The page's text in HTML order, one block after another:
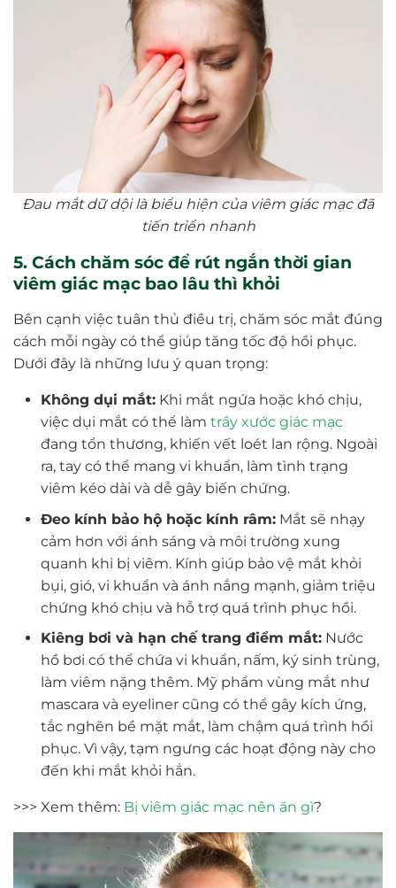
Đau mắt dữ dội là biểu hiện của viêm giác mạc đã
tiến triển nhanh
5. Cách chăm sóc để rút ngắn thời gian
viêm giác mạc bao lâu thì khỏi
Bên cạnh việc tuân thủ điều trị, chăm sóc mắt đúng
cách mỗi ngày có thể giúp tăng tốc độ hồi phục.
Dưới đây là những lưu ý quan trọng:
Không dụi mắt:Khi mắt ngứa hoặc khó chịu,
việc dụi mắt có thể làm trầy xước giác mạc
đang tổn thương, khiến vết loét lan rộng. Ngoài
ra, tay có thể mang vi khuẩn, làm tình trạng
viêm kéo dài và dễ gây biến chứng.
Đeo kính bảo hộ hoặc kính râm:Mắt sẽ nhạy
cảm hơn với ánh sáng và môi trường xung
quanh khi bị viêm. Kính giúp bảo vệ mắt khỏi
bụi, gió, vi khuẩn và ánh nắng mạnh, giảm triệu
chứng khó chịu và hỗ trợ quá trình phục hồi.
Kiêng bơi và hạn chế trang điểm mắt:Nước
hồ bơi có thể chứa vi khuẩn, nấm, ký sinh trùng,
làm viêm nặng thêm. Mỹ phẩm vùng mắt như
mascara và eyeliner cũng có thể gây kích ứng,
tắc nghẽn bề mặt mắt, làm chậm quá trình hồi
phục. Vì vậy, tạm ngưng các hoạt động này cho
đến khi mắt khỏi hẳn.
>>> Xem thêm: Bị viêm giác mạc nên ăn gì?